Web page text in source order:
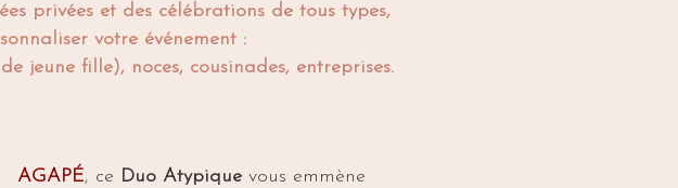
privées et des célébrations de tous types,
votre événement :
jeune fille), noces, cousinades, entreprises.
AGAPÉ, ce Duo Atypique vous emmène